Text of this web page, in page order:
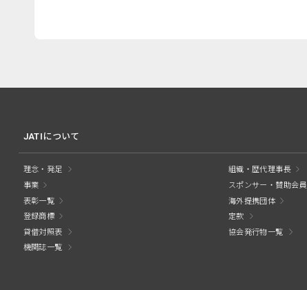
JATIについて
理念・発足
組織・歴代理事長
事業
スポンサー・賛助会員
表彰一覧
海外提携団体
登録商標
定款
貸借対照表
協会発行物一覧
機関誌一覧